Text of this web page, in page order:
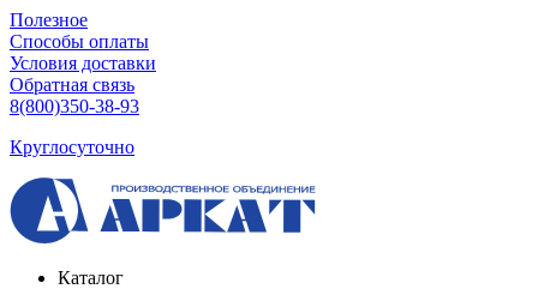
Полезное
Способы оплаты
Условия доставки
Обратная связь
8(800)350-38-93
Круглосуточно
Каталог